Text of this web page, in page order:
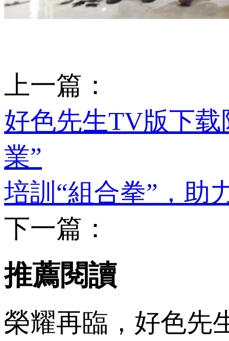
上一篇：
好色先生TV版下
業”
培訓“組合拳”，
下一篇：
推薦閱讀
榮耀再臨，好色